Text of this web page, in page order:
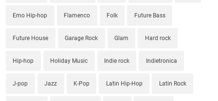
Emo Hip-hop Flamenco Folk Future Bass
Future House Garage Rock Glam Hard rock
Hip-hop Holiday Music Indie rock Indietronica
J-pop Jazz K-Pop Latin Hip-Hop Latin Rock